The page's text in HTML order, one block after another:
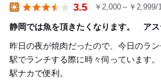
3.5 ￥2,000～￥2,999/
静岡では魚を頂きたくなります。 アス
昨日の夜が焼肉だったので、今日のラ
駅でランチする際に時々伺っています。
駅ナカで便利。